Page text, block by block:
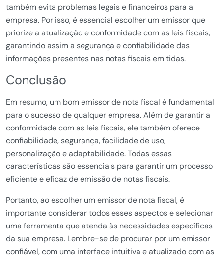
também evita problemas legais e financeiros para a
empresa. Por isso, é essencial escolher um emissor que
priorize a atualização e conformidade com as leis fiscais,
garantindo assim a segurança e confiabilidade das
informações presentes nas notas fiscais emitidas.
Conclusão
Em resumo, um bom emissor de nota fiscal é fundamental
para o sucesso de qualquer empresa. Além de garantir a
conformidade com as leis fiscais, ele também oferece
confiabilidade, segurança, facilidade de uso,
personalização e adaptabilidade. Todas essas
características são essenciais para garantir um processo
eficiente e eficaz de emissão de notas fiscais.
Portanto, ao escolher um emissor de nota fiscal, é
importante considerar todos esses aspectos e selecionar
uma ferramenta que atenda às necessidades específicas
da sua empresa. Lembre-se de procurar por um emissor
confiável, com uma interface intuitiva e atualizado com as